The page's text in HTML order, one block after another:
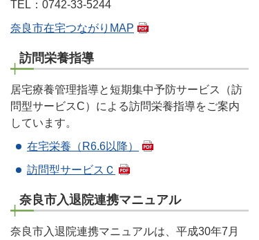
TEL：0742-33-5244
奈良市在宅つながりMAP
訪問栄養指導
居宅療養管理指導と短期集中予防サービス（訪
問型サービスC）による訪問栄養指導をご案内
しています。
在宅栄養（R6.6以降）
訪問型サービスＣ
奈良市入退院連携マニュアル
奈良市入退院連携マニュアルは、平成30年7月